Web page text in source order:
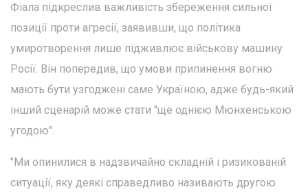
Фіала підкреслив важливість збереження сильної
позиції проти агресії, заявивши, що політика
умиротворення лише підживлює військову машину
Росії. Він попередив, що умови припинення вогню
мають бути узгоджені саме Україною, адже будь-який
інший сценарій може стати "ще однією Мюнхенською
угодою".
"Ми опинилися в надзвичайно складній і ризикованій
ситуації, яку деякі справедливо називають другою